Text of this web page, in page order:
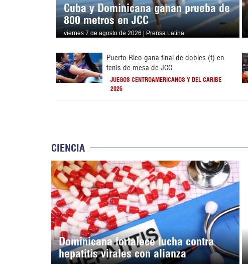
Cuba y Dominicana ganan prueba de
800 metros en JCC
viernes 7 de agosto de 2026 | Prensa Latina
Puerto Rico gana final de dobles (f) en
tenis de mesa de JCC
JUEGOS CENTROAMERICANOS Y DEL CARIBE
2026
CIENCIA
Dominicana fortalece lucha contra
hepatitis virales con alianza